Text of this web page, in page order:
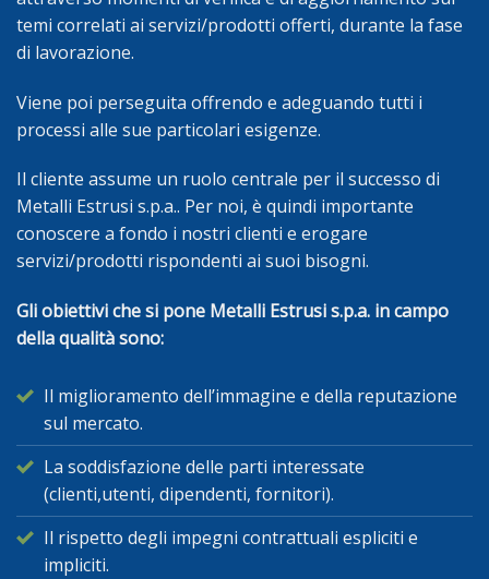
temi correlati ai servizi/prodotti offerti, durante la fase
di lavorazione.
Viene poi perseguita offrendo e adeguando tutti i
processi alle sue particolari esigenze.
Il cliente assume un ruolo centrale per il successo di
Metalli Estrusi s.p.a.. Per noi, è quindi importante
conoscere a fondo i nostri clienti e erogare
servizi/prodotti rispondenti ai suoi bisogni.
Gli obiettivi che si pone Metalli Estrusi s.p.a. in campo
della qualità sono:
Il miglioramento dell’immagine e della reputazione
sul mercato.
La soddisfazione delle parti interessate
(clienti,utenti, dipendenti, fornitori).
Il rispetto degli impegni contrattuali espliciti e
impliciti.